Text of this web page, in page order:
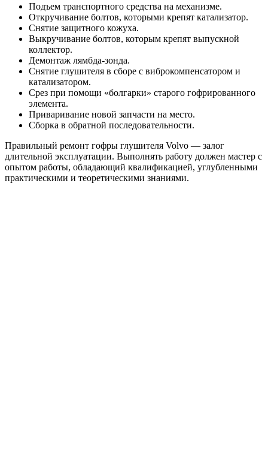
Подъем транспортного средства на механизме.
Откручивание болтов, которыми крепят катализатор.
Снятие защитного кожуха.
Выкручивание болтов, которым крепят выпускной
коллектор.
Демонтаж лямбда-зонда.
Снятие глушителя в сборе с виброкомпенсатором и
катализатором.
Срез при помощи «болгарки» старого гофрированного
элемента.
Приваривание новой запчасти на место.
Сборка в обратной последовательности.
Правильный ремонт гофры глушителя Volvo — залог
длительной эксплуатации. Выполнять работу должен мастер с
опытом работы, обладающий квалификацией, углубленными
практическими и теоретическими знаниями.